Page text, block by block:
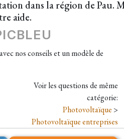
dans la région de Pau.
aide.
nos conseils et un modèle de
Voir les questions de même
catégorie:
Photovoltaïque >
Photovoltaïque entreprises